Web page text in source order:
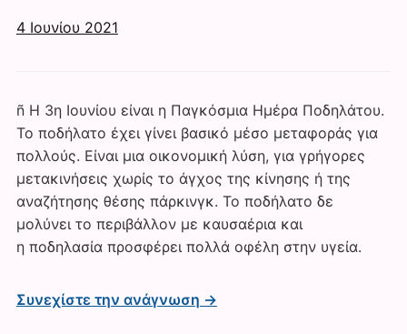
4 Ιουνίου 2021
ñ Η 3η Ιουνίου είναι η Παγκόσμια Ημέρα Ποδηλάτου.
Το ποδήλατο έχει γίνει βασικό μέσο μεταφοράς για
πολλούς. Είναι μια οικονομική λύση, για γρήγορες
μετακινήσεις χωρίς το άγχος της κίνησης ή της
αναζήτησης θέσης πάρκινγκ. Το ποδήλατο δε
μολύνει το περιβάλλον με καυσαέρια και
η ποδηλασία προσφέρει πολλά οφέλη στην υγεία.
Συνεχίστε την ανάγνωση →